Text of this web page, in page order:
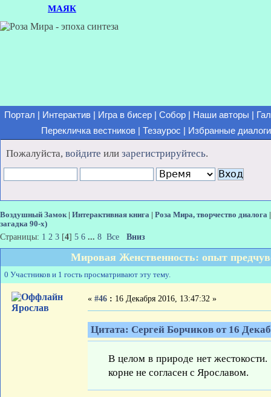
МАЯК
Портал Интерактив| Игра в бисер| Собор| Наши авторы
Перекличка вестников
Тезаурос Избранные диалоги
Пожалуйста, войдите или зарегистрируйтесь.
Воздушный Замок| Интерактивная книга Роза Мира, творчество диалога
загадка 90-х)
Страницы: 1 2 3 [4] 5 6 ... 8 Все Вниз
Мировая Женственность: опыт
0 Участников и 1 гость просматривают эту тему.
Ярослав
« #46 : 16 Декабря 2016, 13:47:32 »
Цитата: Сергей Борчиков от 16
В целом в природе нет
корне не согласен с Ярославом.